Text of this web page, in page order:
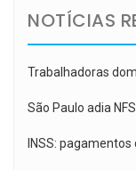
NOTÍCIAS
Trabalhadoras
São Paulo adia
INSS: